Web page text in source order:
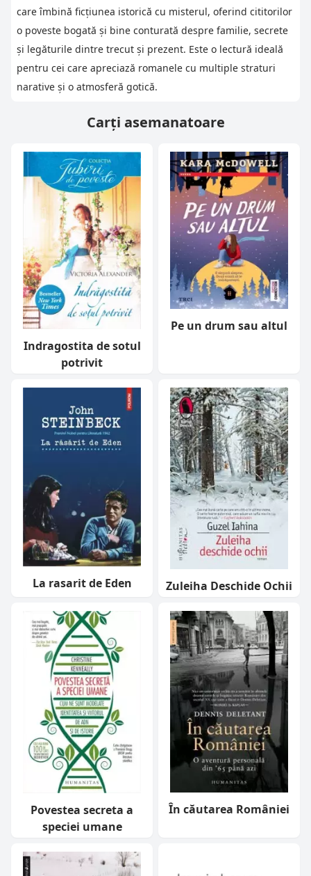
care îmbină ficțiunea istorică cu misterul, oferind cititorilor
o poveste bogată și bine conturată despre familie, secrete
și legăturile dintre trecut și prezent. Este o lectură ideală
pentru cei care apreciază romanele cu multiple straturi
narative și o atmosferă gotică.
Carți asemanatoare
Indragostita de sotul
potrivit
Pe un drum sau altul
La rasarit de Eden Zuleiha Deschide Ochii
Povestea secreta a
speciei umane
În căutarea României